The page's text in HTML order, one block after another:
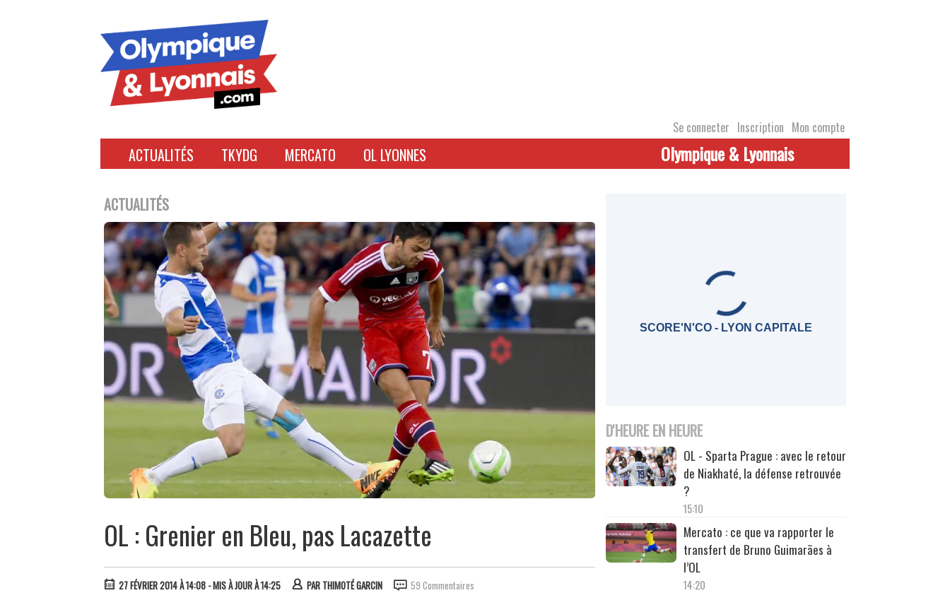
Se connecter Inscription Mon compte
ACTUALITÉS TKYDG MERCATO OL LYONNES Olympique & Lyonnais
ACTUALITÉS
OL : Grenier en Bleu, pas Lacazette
27 FÉVRIER 2014 À 14:08 - MIS À JOUR À 14:25 PAR THIMOTÉ GARCIN 59 Commentaires
SCORE'N'CO - LYON CAPITALE
D'HEURE EN HEURE
OL - Sparta Prague : avec le retour
de Niakhaté, la défense retrouvée
?
15:10
Mercato : ce que va rapporter le
transfert de Bruno Guimarães à
l’OL
14:20